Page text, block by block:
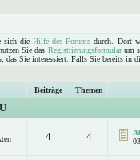
sich dieHilfe des Forums durch. Dort
Sie das Registrierungsformularum
das Sie interessiert. Falls Sie bereits in
Beiträge Themen
4 4